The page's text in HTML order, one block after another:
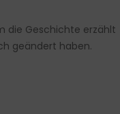
die Geschichte erzählt
geändert haben.